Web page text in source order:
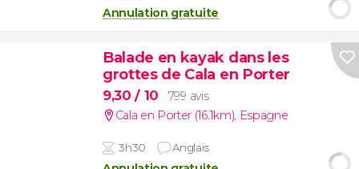
Annulation gratuite
Balade en kayak dans les
grottes de Cala en Porter
9,30/ 10
799 avis
Cala en Porter (16.1km), Espagne
3h30 Anglais